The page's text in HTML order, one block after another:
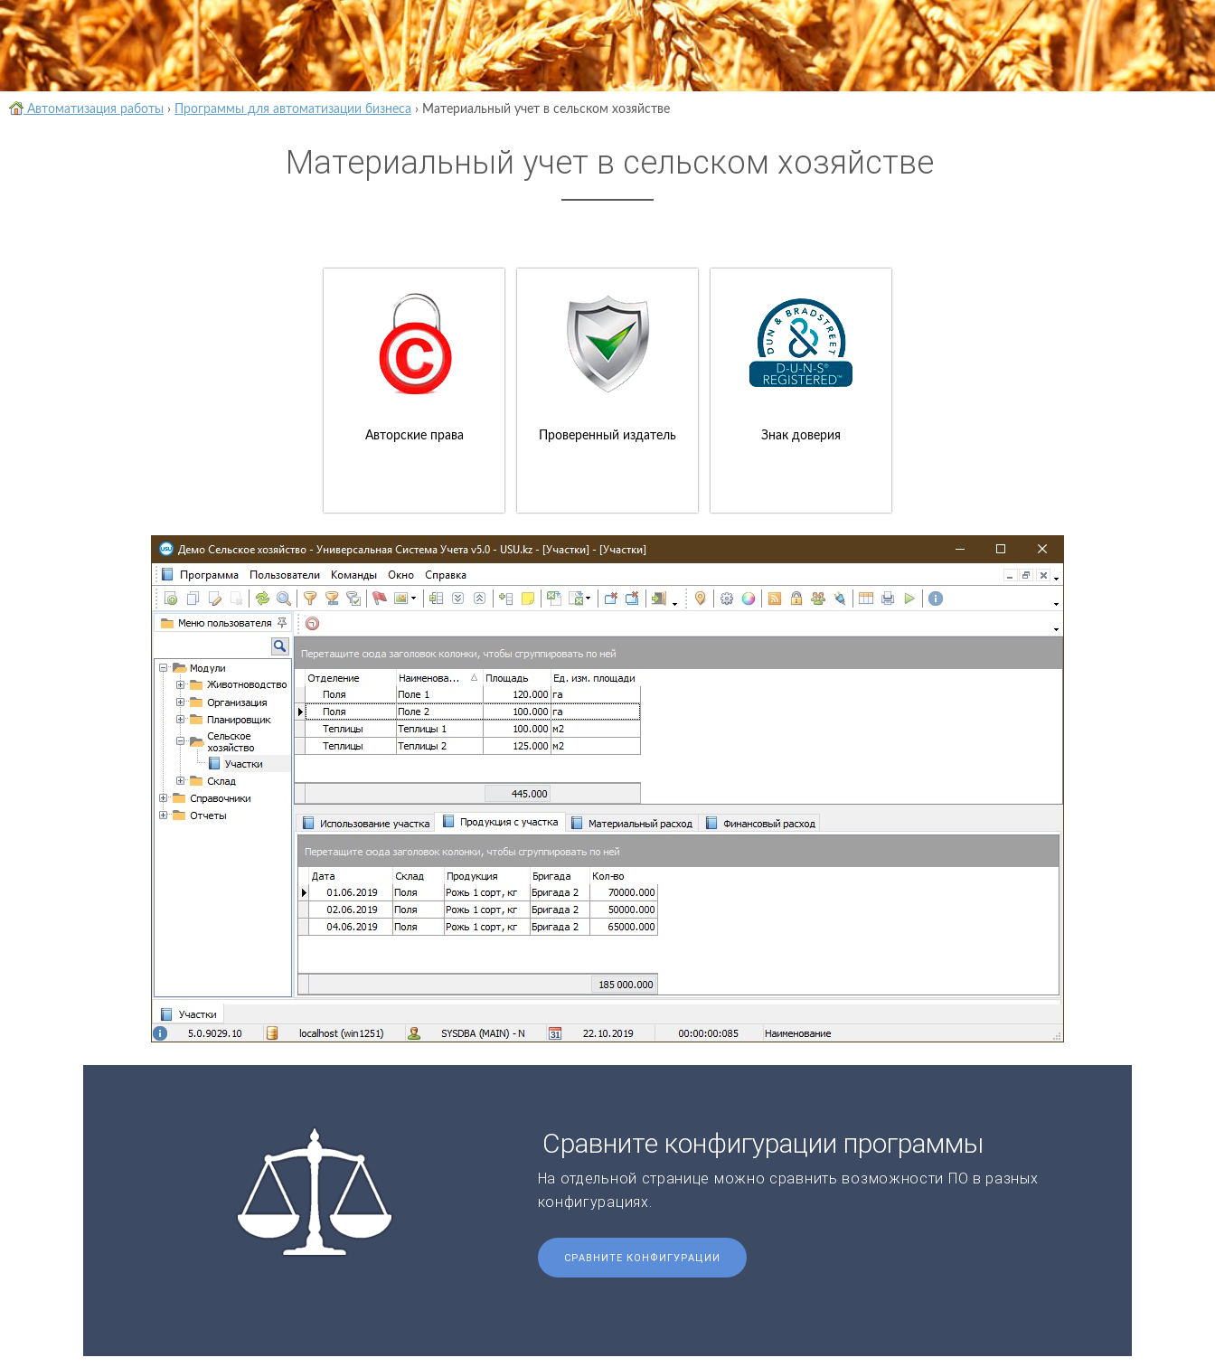
Автоматизация работы › Программы для автоматизации бизнеса › Материальный учет в сельском хозяйстве
Материальный учет в сельском хозяйстве
Авторские права Проверенный издатель Знак доверия
Сравните конфигурации программы
На отдельной странице можно сравнить возможности ПО в разных
конфигурациях.
СРАВНИТЕ КОНФИГУРАЦИИ